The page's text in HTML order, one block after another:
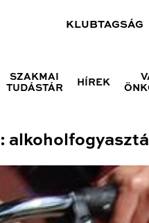
KLUBTAGSÁG
SZAKMAI
TUDÁSTÁR
HÍREK